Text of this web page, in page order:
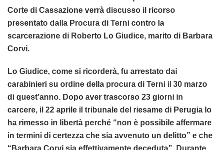
Corte di Cassazione verrà discusso il ricorso
presentato dalla Procura di Terni contro la
scarcerazione di Roberto Lo Giudice, marito di Barbara
Corvi.
Lo Giudice, come si ricorderà, fu arrestato dai
carabinieri su ordine della procura di Terni il 30 marzo
di quest’anno. Dopo aver trascorso 23 giorni in
carcere, il 22 aprile il tribunale del riesame di Perugia lo
ha rimesso in libertà perché “non è possibile affermare
in termini di certezza che sia avvenuto un delitto” e che
“Barbara Corvi sia effettivamente deceduta”. Durante